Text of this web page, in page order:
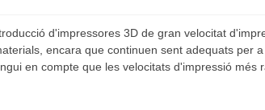
d'impressores 3D de gran velocitat
encara que continuen sent adequats per
en compte que les velocitats d'impressió